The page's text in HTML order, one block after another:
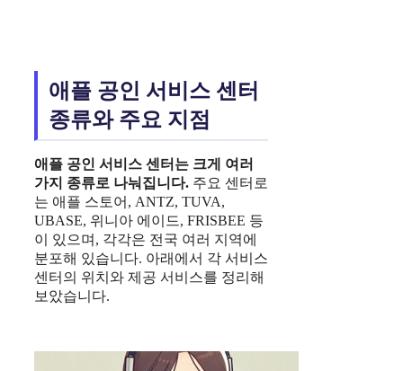
애플 공인 서비스 센터
종류와 주요 지점
애플 공인 서비스 센터 는 크게 여러
가지 종류로 나눠집니다. 주요 센터로
는 애플 스토어, ANTZ, TUVA,
UBASE, 위니아 에이드, FRISBEE 등
이 있으며, 각각은 전국 여러 지역에
분포해 있습니다. 아래에서 각 서비스
센터의 위치와 제공 서비스를 정리해
보았습니다.